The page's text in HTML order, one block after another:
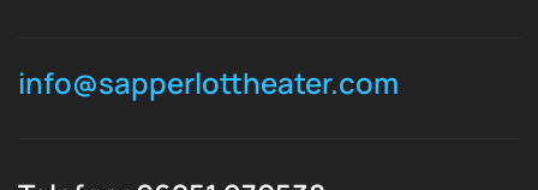
info@sapperlottheater.com